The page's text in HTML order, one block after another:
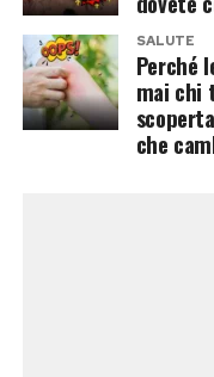
SALUTE
Perché
mai chi
che